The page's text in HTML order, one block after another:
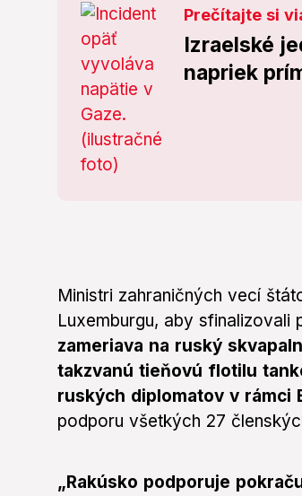
Prečítajte si
Izraelské
napriek
Ministri zahraničných vecí
Luxemburgu, aby sfinalizovali
zameriava na ruský
takzvanú tieňovú flotilu
ruských diplomatov v rámci
podporu všetkých 27
„Rakúsko podporuje